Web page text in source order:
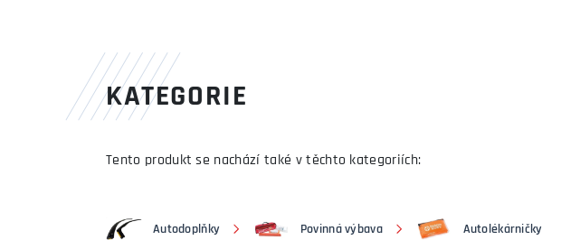
KATEGORIE
Tento produkt se nachází také v těchto kategoriích:
Autodoplňky Povinná výbava Autolékárničky